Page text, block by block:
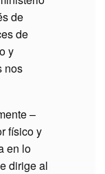
de
de
y
nos
–
físico y
en lo
dirige al